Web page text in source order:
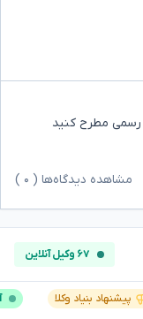
رسمی مطرح کنید
مشاهده دیدگاه‌ها ( ۰
۶۷ وکیل آنلاین
پیشنهاد بنیاد وکلا